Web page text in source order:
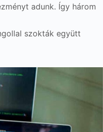
adunk. Így három
szokták együtt